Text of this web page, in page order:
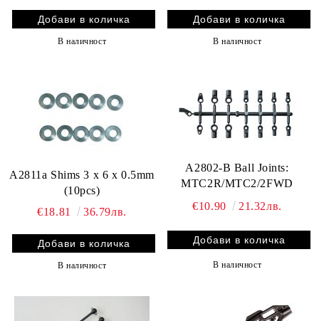
В наличност В наличност
A2811a Shims 3 x 6 x 0.5mm
(10pcs)
€18.81
36.79лв.
В наличност
A2802-B Ball Joints:
MTC2R/MTC2/2FWD
€10.90
21.32лв.
В наличност